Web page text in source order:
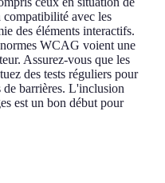
compatibilité avec les
des éléments interactifs.
WCAG voient une
Assurez-vous que les
des tests réguliers pour
de barrières. L'inclusion
est un bon début pour